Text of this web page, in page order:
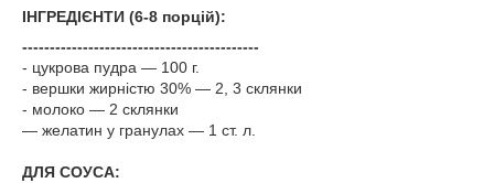
ІНГРЕДІЄНТИ (6-8 порцій):
-------------------------------------------
- цукрова пудра — 100 г.
- вершки жирністю 30% — 2, 3 склянки
- молоко — 2 склянки
— желатин у гранулах — 1 ст. л.
ДЛЯ СОУСА: